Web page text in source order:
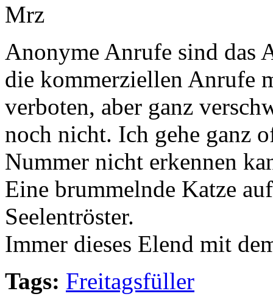
Mrz
Anonyme Anrufe sind das
die kommerziellen Anrufe
verboten, aber ganz
noch nicht. Ich gehe ganz
Nummer nicht erkennen
Eine brummelnde Katze
Seelentröster.
Immer dieses Elend mit
Tags: Freitagsfüller